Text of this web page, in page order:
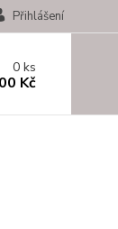
Přihlášení
0ks
Kč